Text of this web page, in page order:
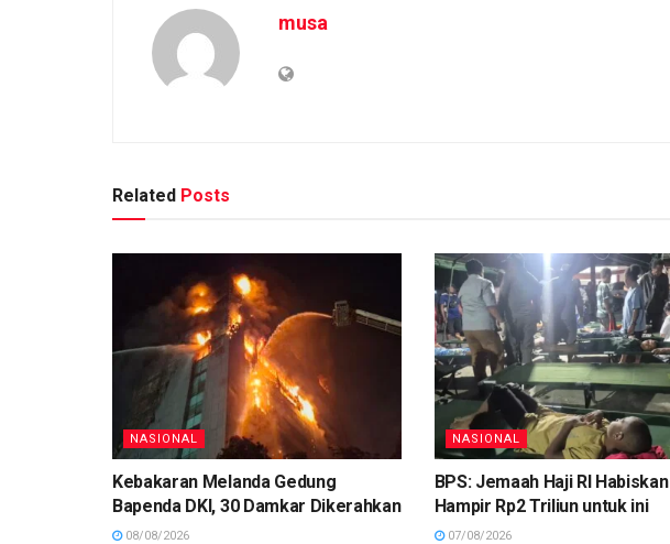
musa
Related Posts
NASIONAL
Kebakaran Melanda Gedung
Bapenda DKI, 30 Damkar Dikerahkan
08/08/2026
NASIONAL
BPS: Jemaah Haji RI Habiskan
Hampir Rp2 Triliun untuk ini
07/08/2026